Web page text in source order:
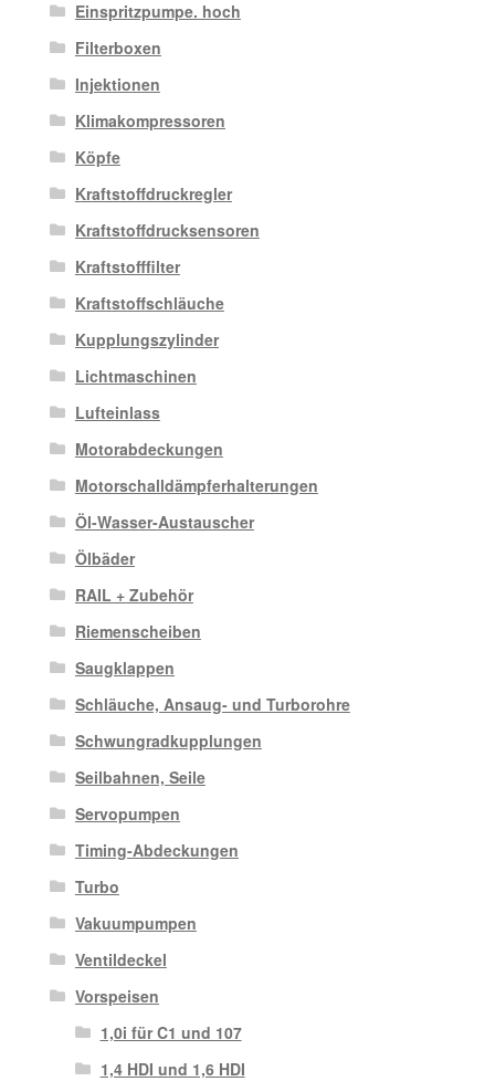
Einspritzpumpe. hoch
Filterboxen
Injektionen
Klimakompressoren
Köpfe
Kraftstoffdruckregler
Kraftstoffdrucksensoren
Kraftstofffilter
Kraftstoffschläuche
Kupplungszylinder
Lichtmaschinen
Lufteinlass
Motorabdeckungen
Motorschalldämpferhalterungen
Öl-Wasser-Austauscher
Ölbäder
RAIL + Zubehör
Riemenscheiben
Saugklappen
Schläuche, Ansaug- und Turborohre
Schwungradkupplungen
Seilbahnen, Seile
Servopumpen
Timing-Abdeckungen
Turbo
Vakuumpumpen
Ventildeckel
Vorspeisen
1,0i für C1 und 107
1,4 HDI und 1,6 HDI